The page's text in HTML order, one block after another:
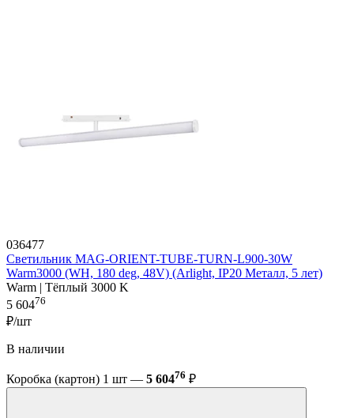
036477
Светильник MAG-ORIENT-TUBE-TURN-L900-30W
Warm3000 (WH, 180 deg, 48V) (Arlight, IP20 Металл, 5 лет)
Warm | Тёплый 3000 K
5 60476
₽/шт
В наличии
Коробка (картон) 1 шт — 5 60476 ₽